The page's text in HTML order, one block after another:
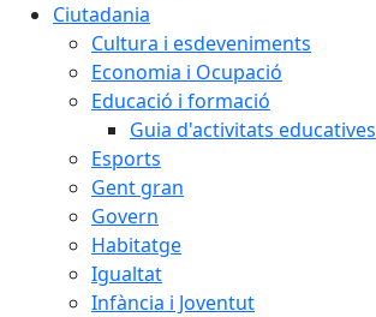
Ciutadania
Cultura i esdeveniments
Economia i Ocupació
Educació i formació
Guia d'activitats educatives
Esports
Gent gran
Govern
Habitatge
Igualtat
Infància i Joventut